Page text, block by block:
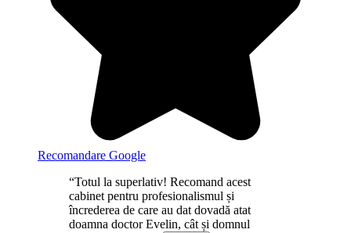
Recomandare Google
“Totul la superlativ! Recomand acest
cabinet pentru profesionalismul și
încrederea de care au dat dovadă atat
doamna doctor Evelin, cât și domnul